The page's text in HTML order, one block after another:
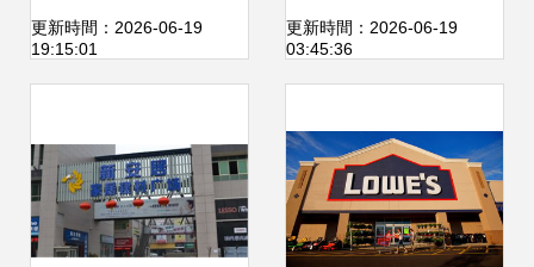
首選伙伴
更新時間：2026-06-19
19:15:01
堂
更新時間：2026-06-19
03:45:36